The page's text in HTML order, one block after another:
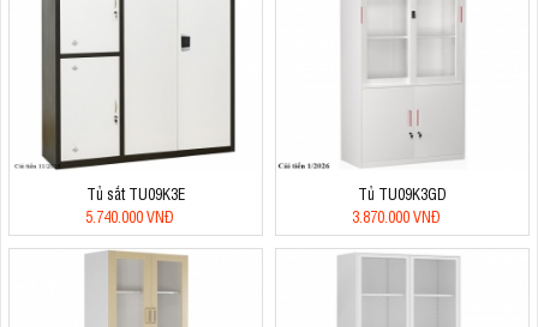
Tủ sắt TU09K3E
5.740.000 VNĐ
Tủ TU09K3GD
3.870.000 VNĐ